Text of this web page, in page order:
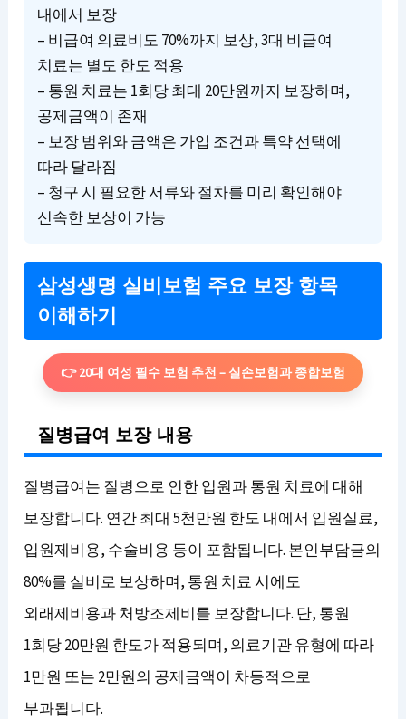
내에서 보장
– 비급여 의료비도 70%까지 보상, 3대 비급여
치료는 별도 한도 적용
– 통원 치료는 1회당 최대 20만원까지 보장하며,
공제금액이 존재
– 보장 범위와 금액은 가입 조건과 특약 선택에
따라 달라짐
– 청구 시 필요한 서류와 절차를 미리 확인해야
신속한 보상이 가능
삼성생명 실비보험 주요 보장 항목
이해하기
👉 20대 여성 필수 보험 추천 – 실손보험과 종합보험
질병급여 보장 내용
질병급여는 질병으로 인한 입원과 통원 치료에 대해
보장합니다. 연간 최대 5천만원 한도 내에서 입원실료,
입원제비용, 수술비용 등이 포함됩니다. 본인부담금의
80%를 실비로 보상하며, 통원 치료 시에도
외래제비용과 처방조제비를 보장합니다. 단, 통원
1회당 20만원 한도가 적용되며, 의료기관 유형에 따라
1만원 또는 2만원의 공제금액이 차등적으로
부과됩니다.